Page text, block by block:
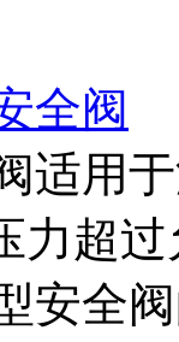
全阀
适用
力超
安全